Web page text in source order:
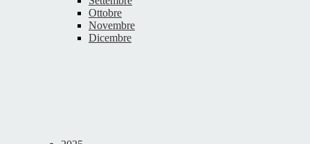
Ottobre
Novembre
Dicembre